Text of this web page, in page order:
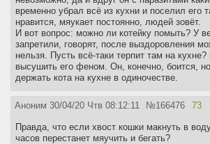
временно убрал всё из кухни и поселил его
нравится, мяукает постоянно, людей зовёт.
И вот вопрос: можно ли котейку помыть? У
запретили, говорят, после выздоровления
нельзя. Пусть всё-таки терпит там на
высушить его феном. Он, конечно, боится,
держать кота на кухне в одиночестве.
Аноним 30/04/20 Чтв 08:12:11 №166476 73
Правда, что если хвост кошки макнуть в
часов перестанет мяучить и бегать?